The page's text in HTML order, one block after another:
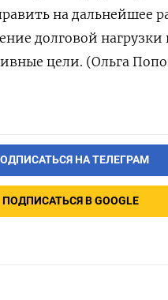
на дальнейшее
долговой нагрузки
цели. (Ольга
НА ТЕЛЕГРАМ
ПОДПИСАТЬСЯ В GOOGLE